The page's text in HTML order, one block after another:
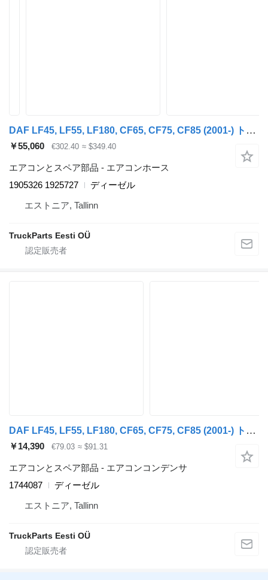
DAF LF45, LF55, LF180, CF65, CF75, CF85 (2001-) トラクタートラックのためのBehr CF85 (01.01-) 1905326 1925727 エアコンホース
￥55,060 €302.40 ≈ $349.40
エアコンとスペア部品 - エアコンホース
1905326 1925727
ディーゼル
エストニア, Tallinn
TruckParts Eesti OÜ
DAF LF45, LF55, LF180, CF65, CF75, CF85 (2001-) トラクタートラックのためのDAF CF75 (01.01-) 1744087 エアコンコンデンサ
￥14,390 €79.03 ≈ $91.31
エアコンとスペア部品 - エアコンコンデンサ
1744087
ディーゼル
エストニア, Tallinn
TruckParts Eesti OÜ